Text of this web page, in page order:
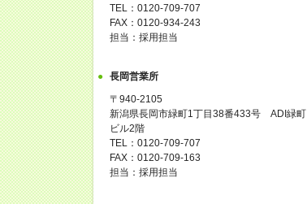
TEL：0120-709-707
FAX：0120-934-243
担当：採用担当
長岡営業所
〒940-2105
新潟県長岡市緑町1丁目38番433号 ADI緑町
ビル2階
TEL：0120-709-707
FAX：0120-709-163
担当：採用担当